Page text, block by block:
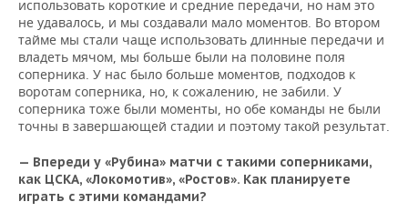
использовать короткие и средние передачи, но нам это
не удавалось, и мы создавали мало моментов. Во втором
тайме мы стали чаще использовать длинные передачи и
владеть мячом, мы больше были на половине поля
соперника. У нас было больше моментов, подходов к
воротам соперника, но, к сожалению, не забили. У
соперника тоже были моменты, но обе команды не были
точны в завершающей стадии и поэтому такой результат.
— Впереди у «Рубина» матчи с такими соперниками,
как ЦСКА, «Локомотив», «Ростов». Как планируете
играть с этими командами?